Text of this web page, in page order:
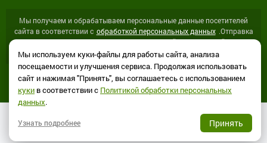
Мы получаем и обрабатываем персональные данные посетителей
сайта в соответствии с обработкой персональных данных .Отправка
персональных данных с помощью любой страницы сайта
подразумевает согласие со всеми пунктами Политики.
Мы используем куки-файлы для работы сайта, анализа
посещаемости и улучшения сервиса. Продолжая использовать
сайт и нажимая "Принять", вы соглашаетесь с использованием
куки в соответствии с Политикой обработки персональных
данных.
Узнать подробнее Принять